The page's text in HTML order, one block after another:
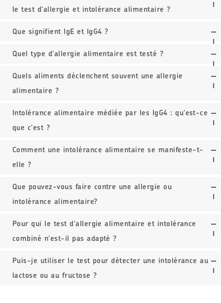
le test d'allergie et intolérance alimentaire ?
Que signifient IgE et IgG4 ?
Quel type d'allergie alimentaire est testé ?
Quels aliments déclenchent souvent une allergie
alimentaire ?
Intolérance alimentaire médiée par les IgG4 : qu'est-ce
que c'est ?
Comment une intolérance alimentaire se manifeste-t-
elle ?
Que pouvez-vous faire contre une allergie ou
intolérance alimentaire?
Pour qui le test d'allergie alimentaire et intolérance
combiné n'est-il pas adapté ?
Puis-je utiliser le test pour détecter une intolérance au
lactose ou au fructose ?